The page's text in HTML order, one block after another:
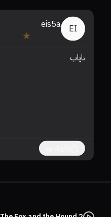
EI
eis5a
نایاب